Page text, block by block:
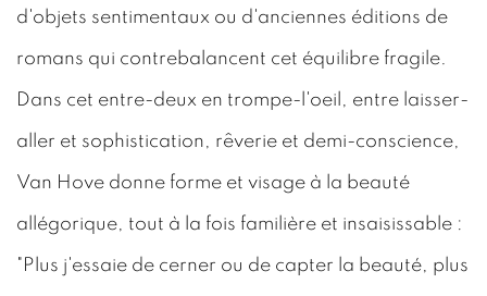
d'objets sentimentaux ou d'anciennes éditions de
romans qui contrebalancent cet équilibre fragile.
Dans cet entre-deux en trompe-l'oeil, entre laisser-
aller et sophistication, rêverie et demi-conscience,
Van Hove donne forme et visage à la beauté
allégorique, tout à la fois familière et insaisissable :
"Plus j'essaie de cerner ou de capter la beauté, plus